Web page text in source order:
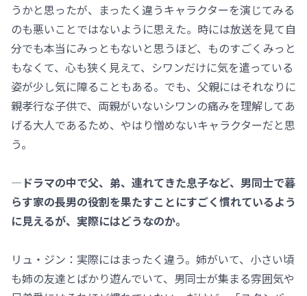
うかと思ったが、まったく違うキャラクターを演じてみる
のも悪いことではないように思えた。時には放送を見て自
分でも本当にみっともないと思うほど、ものすごくみっと
もなくて、心も狭く見えて、シワンだけに気を遣っている
姿が少し気に障ることもある。でも、父親にはそれなりに
親孝行な子供で、両親がいないシワンの痛みを理解してあ
げる大人であるため、やはり憎めないキャラクターだと思
う。
―ドラマの中で父、弟、連れてきた息子など、男同士で暮
らす家の長男の役割を果たすことにすごく慣れているよう
に見えるが、実際にはどうなのか。
リュ・ジン：実際にはまったく違う。姉がいて、小さい頃
も姉の友達とばかり遊んでいて、男同士が集まる雰囲気や